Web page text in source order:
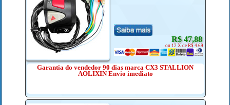
R$ 47,88
ou 12 X de R$ 4.69
Garantia do vendedor 90 dias marca CX3 STALLION
AOLIXIN Envio imediato